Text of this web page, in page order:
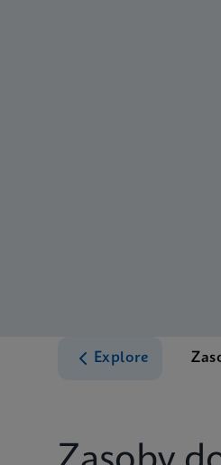
Explore